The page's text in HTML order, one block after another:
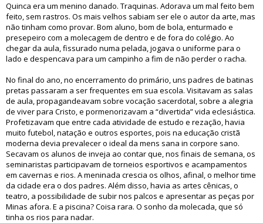
Quinca era um menino danado. Traquinas. Adorava um mal feito bem
feito, sem rastros. Os mais velhos sabiam ser ele o autor da arte, mas
não tinham como provar. Bom aluno, bom de bola, enturmado e
presepeiro com a molecagem de dentro e de fora do colégio. Ao
chegar da aula, fissurado numa pelada, jogava o uniforme para o
lado e despencava para um campinho a fim de não perder o racha.
No final do ano, no encerramento do primário, uns padres de batinas
pretas passaram a ser frequentes em sua escola. Visitavam as salas
de aula, propagandeavam sobre vocação sacerdotal, sobre a alegria
de viver para Cristo, e pormenorizavam a “divertida” vida eclesiástica.
Profetizavam que entre cada atividade de estudo e rezação, havia
muito futebol, natação e outros esportes, pois na educação cristã
moderna devia prevalecer o ideal da mens sana in corpore sano.
Secavam os alunos de inveja ao contar que, nos finais de semana, os
seminaristas participavam de torneios esportivos e acampamentos
em cavernas e rios. A meninada crescia os olhos, afinal, o melhor time
da cidade era o dos padres. Além disso, havia as artes cênicas, o
teatro, a possibilidade de subir nos palcos e apresentar as peças por
Minas afora. E a piscina? Coisa rara. O sonho da molecada, que só
tinha os rios para nadar.